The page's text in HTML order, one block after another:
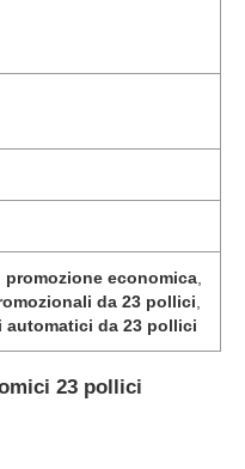
promozione economica
da 23 pollici
automatici da 23 pollici
23 pollici